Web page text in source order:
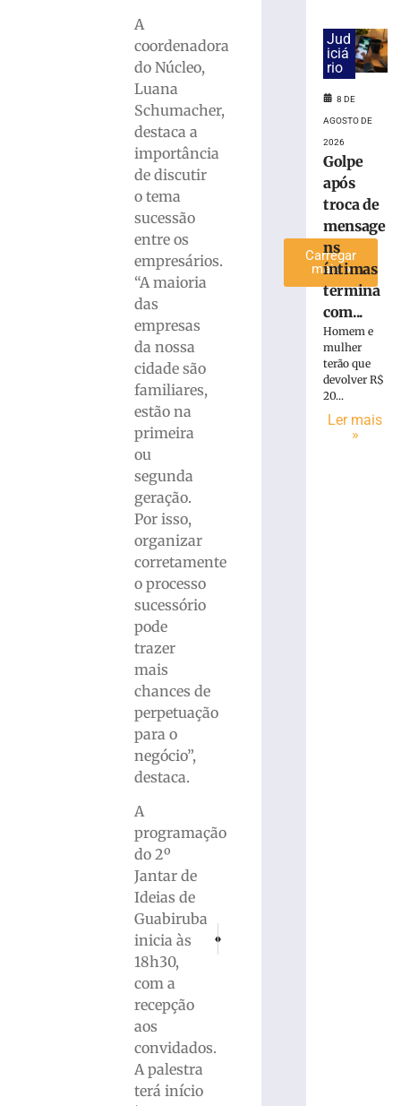
A
coordenadora
do Núcleo,
Luana
Schumacher,
destaca a
importância
de discutir
o tema
sucessão
entre os
empresários.
“A maioria
das
empresas
da nossa
cidade são
familiares,
estão na
primeira
ou
segunda
geração.
Por isso,
organizar
corretamente
o processo
sucessório
pode
trazer
mais
chances de
perpetuação
para o
negócio”,
destaca.
A
programação
do 2º
Jantar de
Ideias de
Guabiruba
inicia às
18h30,
com a
recepção
aos
convidados.
A palestra
terá início
Simples
Carregar
mais »
Jud
iciá
rio
8 DE
AGOSTO DE
2026
Golpe
após
troca de
mensage
ns
íntimas
termina
com...
Homem e
mulher
terão que
devolver R$
20...
Ler mais
»